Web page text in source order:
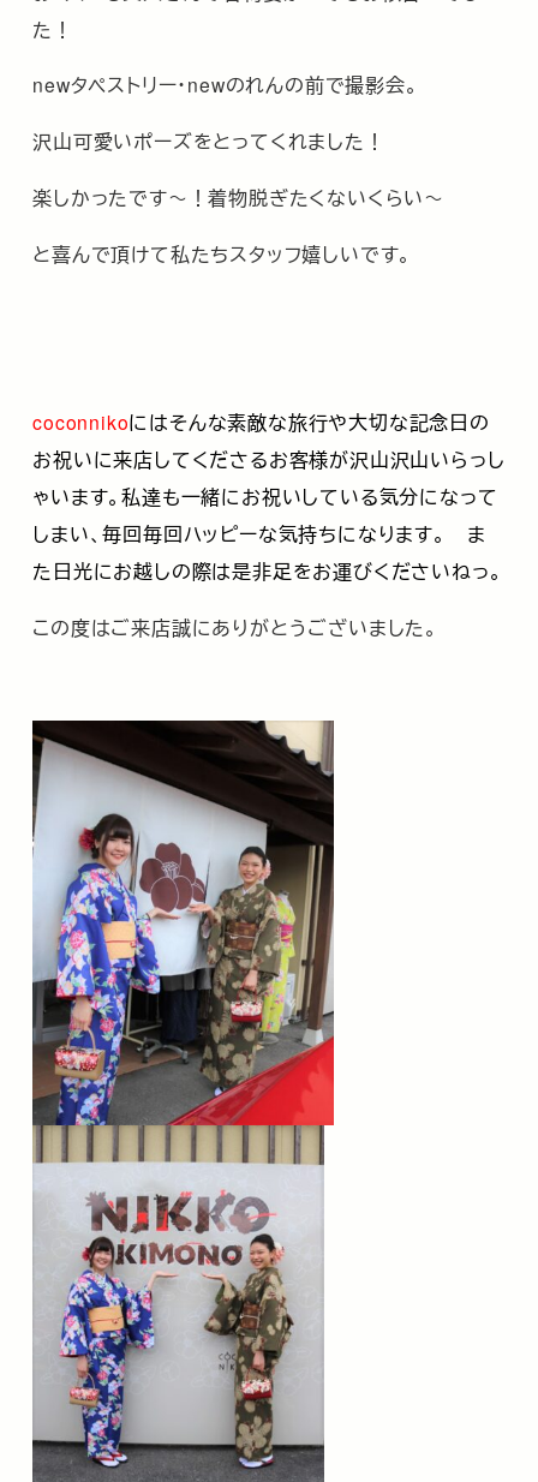
た！
newタペストリー・newのれんの前で撮影会。
沢山可愛いポーズをとってくれました！
楽しかったです～！着物脱ぎたくないくらい～
と喜んで頂けて私たちスタッフ嬉しいです。
coconnikoにはそんな素敵な旅行や大切な記念日の
お祝いに来店してくださるお客様が沢山沢山いらっし
ゃいます。私達も一緒にお祝いしている気分になって
しまい、毎回毎回ハッピーな気持ちになります。 ま
た日光にお越しの際は是非足をお運びくださいねっ。
この度はご来店誠にありがとうございました。